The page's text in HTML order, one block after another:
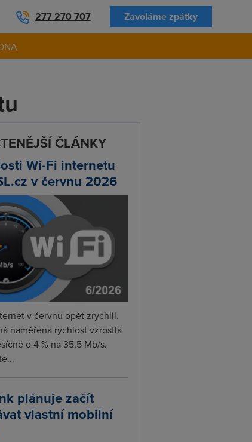
277 270 707 Zavoláme zpátky
ČLÁNKY
Wi-Fi internetu
v červnu 2026
v červnu opět zrychlil.
naměřená rychlost vzrostla
o 4 % na 35,5 Mb/s.
plánuje začít
vlastní mobilní